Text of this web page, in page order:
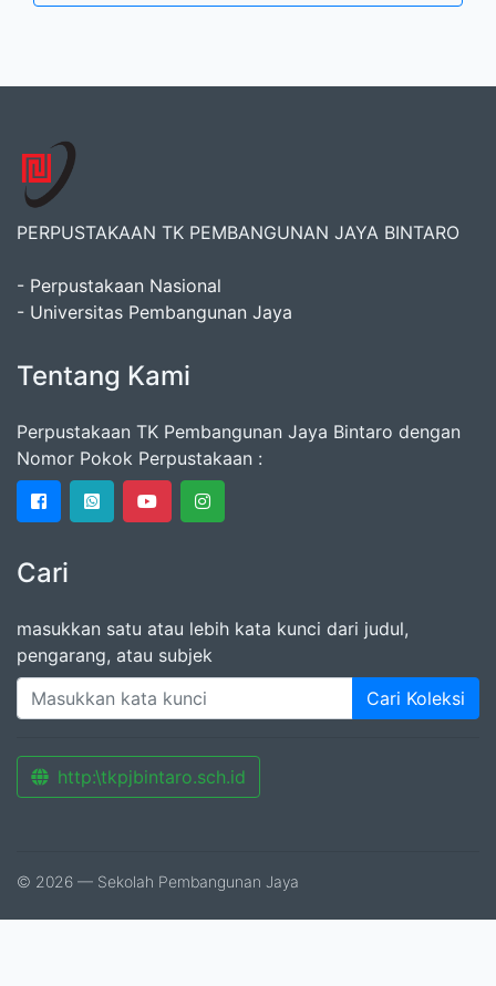
PERPUSTAKAAN TK PEMBANGUNAN JAYA BINTARO
- Perpustakaan Nasional
- Universitas Pembangunan Jaya
Tentang Kami
Perpustakaan TK Pembangunan Jaya Bintaro dengan
Nomor Pokok Perpustakaan :
Cari
masukkan satu atau lebih kata kunci dari judul,
pengarang, atau subjek
Cari Koleksi
http:\tkpjbintaro.sch.id
© 2026 — Sekolah Pembangunan Jaya